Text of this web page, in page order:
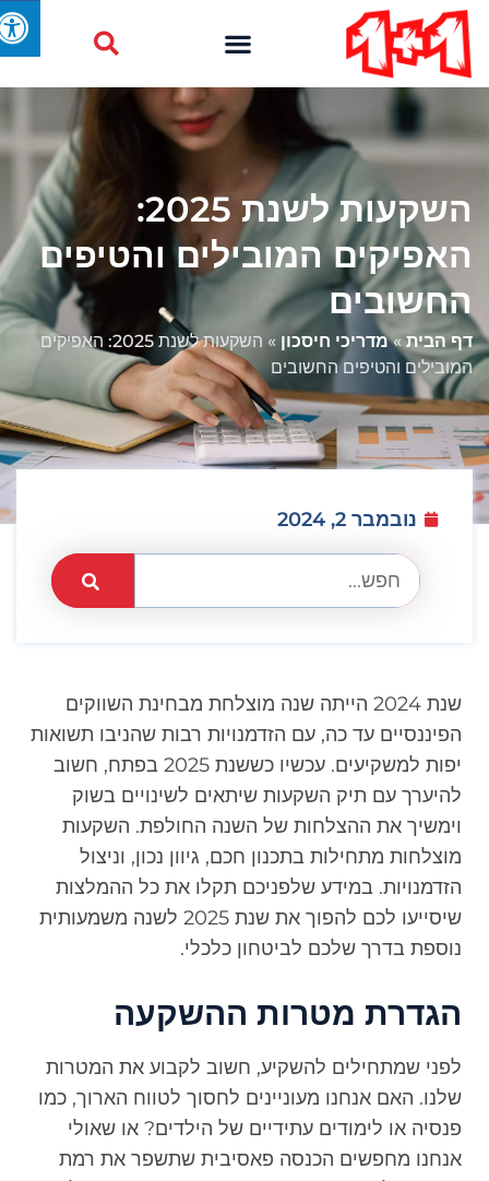
השקעות לשנת 2025:
האפיקים המובילים והטיפים
החשובים
דף הבית»מדריכי חיסכון»
השקעות לשנת 2025: האפיקים
המובילים והטיפים החשובים
נובמבר 2, 2024
שנת 2024 הייתה שנה מוצלחת מבחינת השווקים
הפיננסיים עד כה, עם הזדמנויות רבות שהניבו תשואות
יפות למשקיעים. עכשיו כששנת 2025 בפתח, חשוב
להיערך עם תיק השקעות שיתאים לשינויים בשוק
וימשיך את ההצלחות של השנה החולפת. השקעות
מוצלחות מתחילות בתכנון חכם, גיוון נכון, וניצול
הזדמנויות. במידע שלפניכם תקלו את כל ההמלצות
שיסייעו לכם להפוך את שנת 2025 לשנה משמעותית
נוספת בדרך שלכם לביטחון כלכלי.
הגדרת מטרות ההשקעה
לפני שמתחילים להשקיע, חשוב לקבוע את המטרות
שלנו. האם אנחנו מעוניינים לחסוך לטווח הארוך, כמו
פנסיה או לימודים עתידיים של הילדים? או שאולי
אנחנו מחפשים הכנסה פאסיבית שתשפר את רמת